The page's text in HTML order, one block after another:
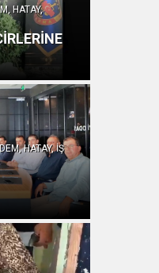
HATAY,
HATAY, İŞ